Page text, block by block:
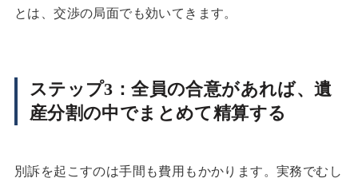
とは、交渉の局面でも効いてきます。
ステップ3：全員の合意があれば、遺
産分割の中でまとめて精算する
別訴を起こすのは手間も費用もかかります。実務でむし